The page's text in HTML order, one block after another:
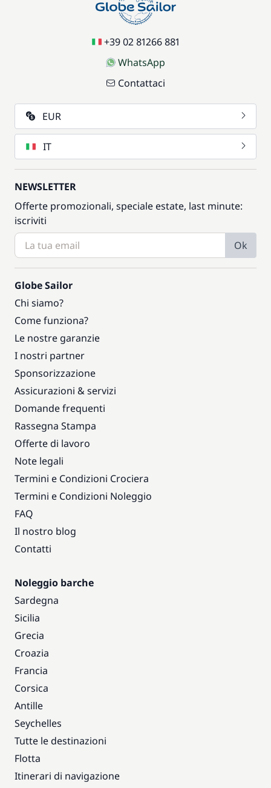
+39 02 81266 881
WhatsApp
Contattaci
EUR
IT
NEWSLETTER
Offerte promozionali, speciale estate, last minute:
iscriviti
Ok
Globe Sailor
Chi siamo?
Come funziona?
Le nostre garanzie
I nostri partner
Sponsorizzazione
Assicurazioni & servizi
Domande frequenti
Rassegna Stampa
Offerte di lavoro
Note legali
Termini e Condizioni Crociera
Termini e Condizioni Noleggio
FAQ
Il nostro blog
Contatti
Noleggio barche
Sardegna
Sicilia
Grecia
Croazia
Francia
Corsica
Antille
Seychelles
Tutte le destinazioni
Flotta
Itinerari di navigazione